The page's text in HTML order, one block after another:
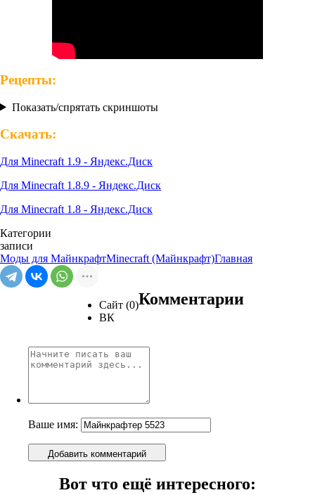
Рецепты:
Показать/спрятать скриншоты
Скачать:
Для Minecraft 1.9 - Яндекс.Диск
Для Minecraft 1.8.9 - Яндекс.Диск
Для Minecraft 1.8 - Яндекс.Диск
Категории
записи
Моды для МайнкрафтMinecraft (Майнкрафт)Главная
Сайт (0)
ВК
Комментарии
Ваше имя:
Добавить комментарий
Вот что ещё интересного: